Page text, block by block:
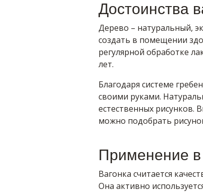
Достоинства
Дерево – натуральный,
создать в помещении
регулярной обработке
лет.
Благодаря системе
своими руками.
естественных рисунков.
можно подобрать
Применение в
Вагонка считается
Она активно